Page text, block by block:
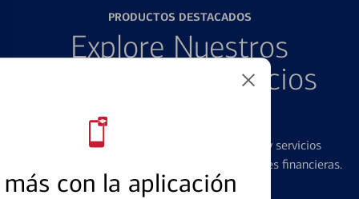
con la aplicación
PRODUCTOS DESTACADOS
Explore Nuestros
Productos y Servicios
Destacados
Ofrecemos una amplia gama de productos y servicios
diseñados para ayudar con todas sus necesidades financieras.